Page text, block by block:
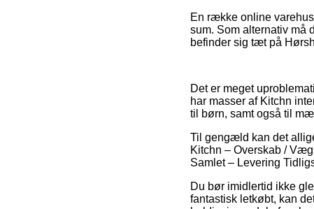
En række online
sum. Som alternativ må
befinder sig tæt på
Det er meget
har masser af Kitchn
til børn, samt også til
Til gengæld kan det
Kitchn – Overskab /
Samlet – Levering
Du bør imidlertid ikke
fantastisk letkøbt, kan